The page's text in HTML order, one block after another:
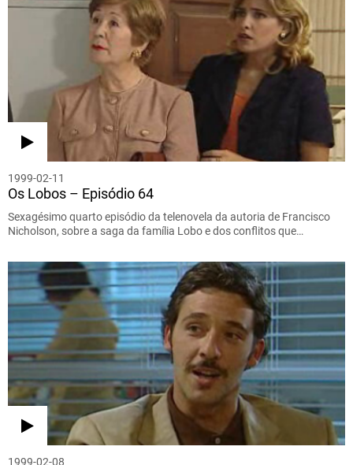
1999-02-11
Os Lobos – Episódio 64
Sexagésimo quarto episódio da telenovela da autoria de Francisco
Nicholson, sobre a saga da família Lobo e dos conflitos que…
1999-02-08